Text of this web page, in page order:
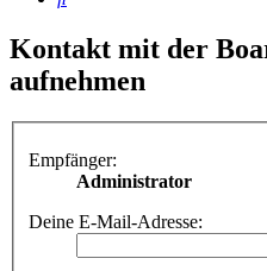
Kontakt mit der
aufnehmen
Empfänger:
Administrator
Deine E-Mail-Adresse: